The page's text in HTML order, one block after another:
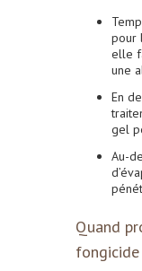
pour
elle
une
En
gel
Au-
Quand
fongicide